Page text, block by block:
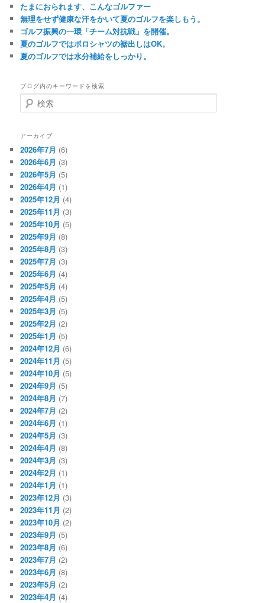
たまにおられます、こんなゴルファー
無理をせず健康な汗をかいて夏のゴルフを楽しもう。
ゴルフ振興の一環「チーム対抗戦」を開催。
夏のゴルフではポロシャツの裾出しはOK。
夏のゴルフでは水分補給をしっかり。
ブログ内のキーワードを検索
検
索
アーカイブ
2026年7月 (6)
2026年6月 (3)
2026年5月 (5)
2026年4月 (1)
2025年12月 (4)
2025年11月 (3)
2025年10月 (5)
2025年9月 (8)
2025年8月 (3)
2025年7月 (3)
2025年6月 (4)
2025年5月 (4)
2025年4月 (5)
2025年3月 (5)
2025年2月 (2)
2025年1月 (5)
2024年12月 (6)
2024年11月 (5)
2024年10月 (5)
2024年9月 (5)
2024年8月 (7)
2024年7月 (2)
2024年6月 (1)
2024年5月 (3)
2024年4月 (8)
2024年3月 (3)
2024年2月 (1)
2024年1月 (1)
2023年12月 (3)
2023年11月 (2)
2023年10月 (2)
2023年9月 (5)
2023年8月 (6)
2023年7月 (2)
2023年6月 (8)
2023年5月 (2)
2023年4月 (4)